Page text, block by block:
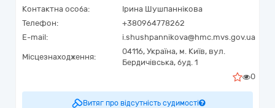
Контактна особа:
Ірина Шушпаннікова
Телефон:
+380964778262
E-mail:
i.shushpannikova@hmc.mvs.gov.ua
Місцезнаходження:
04116, Україна, м. Київ, вул.
Бердичівська, буд. 1
0
Витяг про відсутність судимості